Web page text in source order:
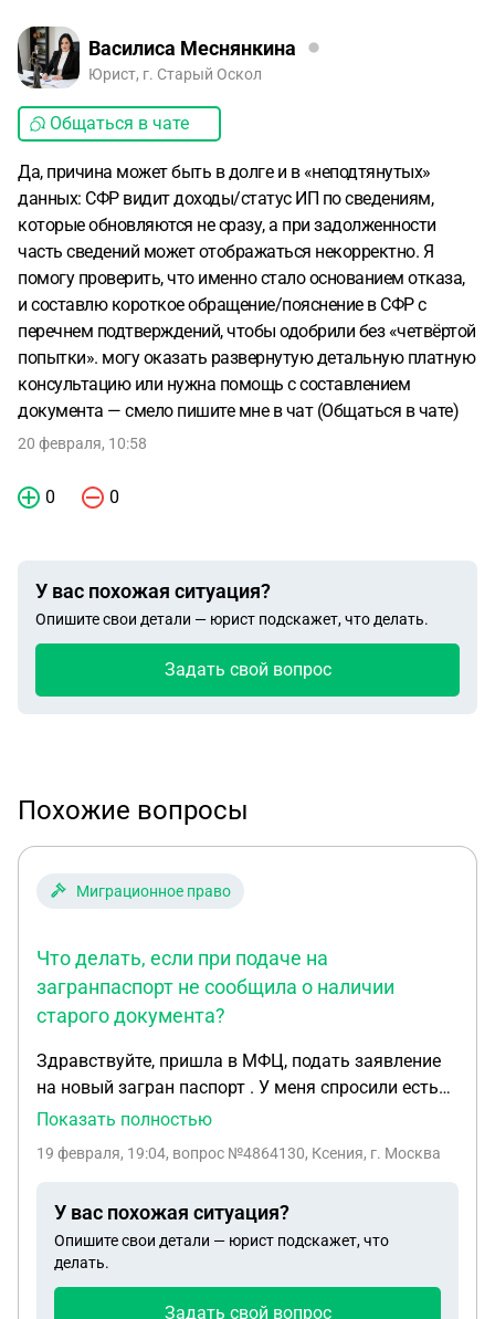
раз. Возможно из-за долга?
Василиса Меснянкина
Юрист, г. Старый Оскол
Общаться в чате
Да, причина может быть в долге и в «неподтянутых»
данных: СФР видит доходы/статус ИП по сведениям,
которые обновляются не сразу, а при задолженности
часть сведений может отображаться некорректно. Я
помогу проверить, что именно стало основанием отказа,
и составлю короткое обращение/пояснение в СФР с
перечнем подтверждений, чтобы одобрили без «четвёртой
попытки». могу оказать развернутую детальную платную
консультацию или нужна помощь с составлением
документа — смело пишите мне в чат (Общаться в чате)
20 февраля, 10:58
0 0
У вас похожая ситуация?
Опишите свои детали — юрист подскажет, что делать.
Задать свой вопрос
Похожие вопросы
Миграционное право
Что делать, если при подаче на
загранпаспорт не сообщила о наличии
старого документа?
Здравствуйте, пришла в МФЦ, подать заявление
на новый загран паспорт . У меня спросили есть
ли старый ,я ответила нет. А потом дома в
паспорт есть . Что теперь делать ? Ехать в МФЦ и
влияет ?
Показать полностью
19 февраля, 19:04, вопрос №4864130, Ксения, г. Москва
У вас похожая ситуация?
Опишите свои детали — юрист подскажет, что
делать.
Задать свой вопрос